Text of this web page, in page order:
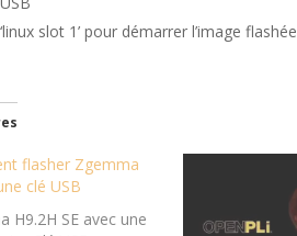
slot 1’ pour démarrer l’image flashée
flasher Zgemma
clé USB
H9.2H SE avec une